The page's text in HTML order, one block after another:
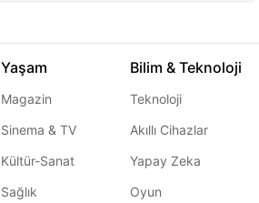
Yaşam
Magazin
Sinema & TV
Kültür-Sanat
Sağlık
Bilim & Teknoloji
Teknoloji
Akıllı Cihazlar
Yapay Zeka
Oyun